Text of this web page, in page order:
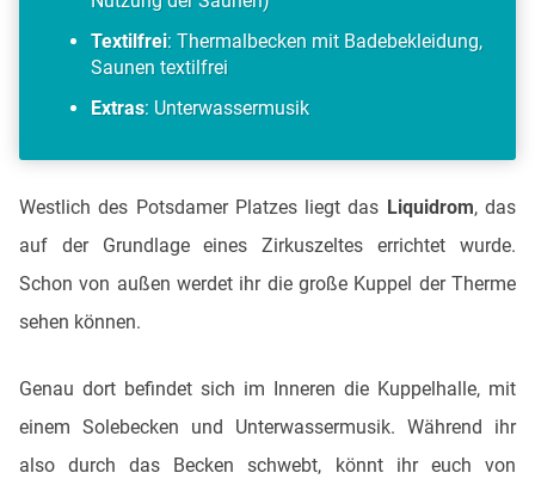
Textilfrei: Thermalbecken mit Badebekleidung,
Saunen textilfrei
Extras: Unterwassermusik
Westlich des Potsdamer Platzes liegt das Liquidrom, das
auf der Grundlage eines Zirkuszeltes errichtet wurde.
Schon von außen werdet ihr die große Kuppel der Therme
sehen können.
Genau dort befindet sich im Inneren die Kuppelhalle, mit
einem Solebecken und Unterwassermusik. Während ihr
also durch das Becken schwebt, könnt ihr euch von